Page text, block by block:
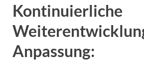
Kontinuierliche
Anpassung: